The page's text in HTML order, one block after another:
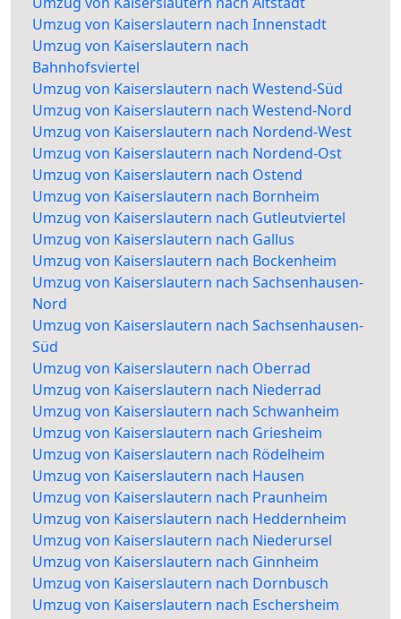
Umzug von Kaiserslautern nach Innenstadt
Umzug von Kaiserslautern nach
Bahnhofsviertel
Umzug von Kaiserslautern nach Westend-Süd
Umzug von Kaiserslautern nach Westend-Nord
Umzug von Kaiserslautern nach Nordend-West
Umzug von Kaiserslautern nach Nordend-Ost
Umzug von Kaiserslautern nach Ostend
Umzug von Kaiserslautern nach Bornheim
Umzug von Kaiserslautern nach Gutleutviertel
Umzug von Kaiserslautern nach Gallus
Umzug von Kaiserslautern nach Bockenheim
Umzug von Kaiserslautern nach Sachsenhausen-
Nord
Umzug von Kaiserslautern nach Sachsenhausen-
Süd
Umzug von Kaiserslautern nach Oberrad
Umzug von Kaiserslautern nach Niederrad
Umzug von Kaiserslautern nach Schwanheim
Umzug von Kaiserslautern nach Griesheim
Umzug von Kaiserslautern nach Rödelheim
Umzug von Kaiserslautern nach Hausen
Umzug von Kaiserslautern nach Praunheim
Umzug von Kaiserslautern nach Heddernheim
Umzug von Kaiserslautern nach Niederursel
Umzug von Kaiserslautern nach Ginnheim
Umzug von Kaiserslautern nach Dornbusch
Umzug von Kaiserslautern nach Eschersheim